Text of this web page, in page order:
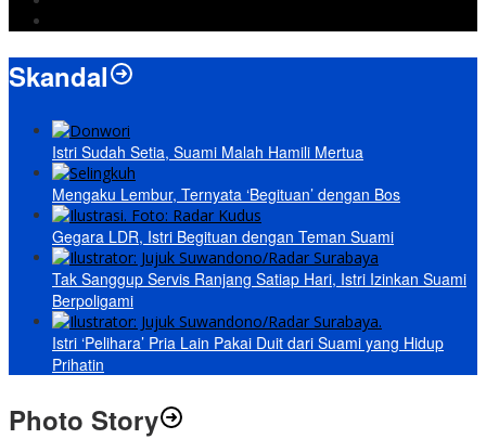
Skandal
Istri Sudah Setia, Suami Malah Hamili Mertua
Mengaku Lembur, Ternyata ‘Begituan’ dengan Bos
Gegara LDR, Istri Begituan dengan Teman Suami
Tak Sanggup Servis Ranjang Satiap Hari, Istri Izinkan Suami
Berpoligami
Istri ‘Pelihara’ Pria Lain Pakai Duit dari Suami yang Hidup
Prihatin
Photo Story